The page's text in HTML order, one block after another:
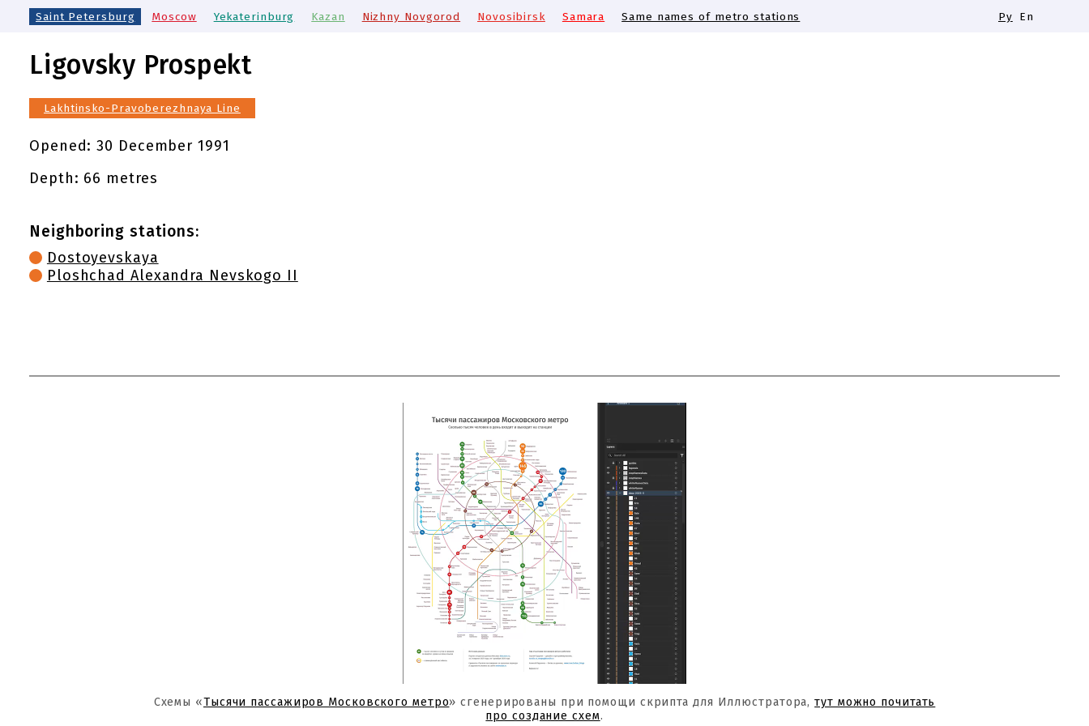
Saint Petersburg Moscow Yekaterinburg Kazan Nizhny Novgorod Novosibirsk Samara Same names of metro stations Ру En
Ligovsky Prospekt
Lakhtinsko-Pravoberezhnaya Line
Opened:30 December 1991
Depth: 66 metres
Neighboring stations:
Dostoyevskaya
Ploshchad Alexandra Nevskogo II
Схемы «Тысячи пассажиров Московского метро» сгенерированы при помощи скрипта для Иллюстратора,тут можно почитать
про создание схем.